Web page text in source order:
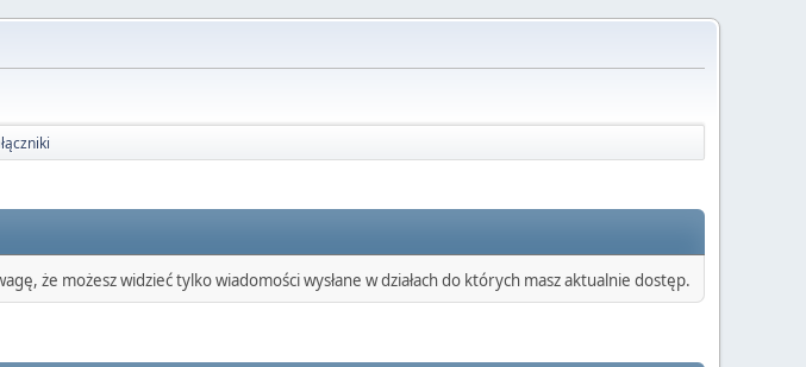
że możesz widzieć tylko wiadomości wysłane w działach do których masz aktualnie dostęp.